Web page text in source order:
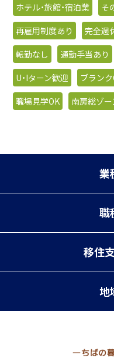
ホテル・旅館・宿泊業
そ
再雇用制度あり
完全週
転勤なし
通勤手当あり
U・Iターン歓迎
ブラン
職場見学OK
南房総ゾー
業
職
移住
地